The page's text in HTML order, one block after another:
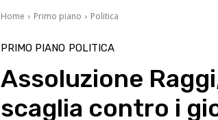
Home Primo piano Politica
PRIMO PIANO POLITICA
Assoluzione
scaglia contro i